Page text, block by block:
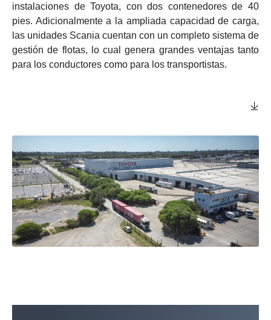
instalaciones de Toyota, con dos contenedores de 40
pies. Adicionalmente a la ampliada capacidad de carga,
las unidades Scania cuentan con un completo sistema de
gestión de flotas, lo cual genera grandes ventajas tanto
para los conductores como para los transportistas.